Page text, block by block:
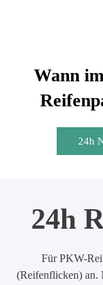
Wann
24h
24h
Für PKW-
(Reifenflicken) an.